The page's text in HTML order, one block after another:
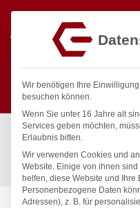
Start / Gastronomiebedarf &
Küchenartikel
Dosenöffner, HENDI,
Wir benötigen Ihre
besuchen können.
Wenn Sie unter 16 Jahre alt
Services geben möchten,
Erlaubnis bitten.
Wir verwenden Cookies und
Website. Einige von ihnen
helfen, diese Website und Ihre
Personenbezogene Daten
Adressen), z. B. für